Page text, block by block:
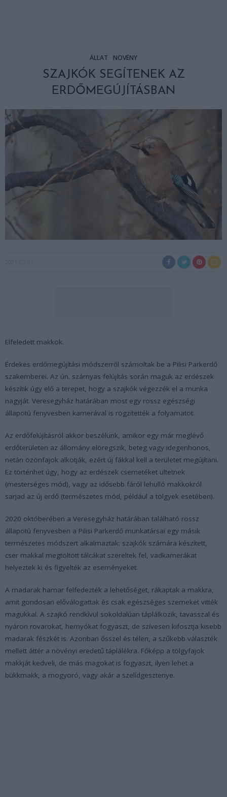
ÁLLAT NÖVÉNY
SZAJKÓK SEGÍTENEK AZ
ERDŐMEGÚJÍTÁSBAN
Elfeledett makkok.
Érdekes erdőmegújítási módszerről számoltak be a Pilisi Parkerdő
szakemberei. Az ún. szárnyas felújítás során maguk az erdészek
készítik úgy elő a terepet, hogy a szajkók végezzék el a munka
nagyját. Veresegyház határában most egy rossz egészségi
állapotú fenyvesben kamerával is rögzítették a folyamatot.
Az erdőfelújításról akkor beszélünk, amikor egy már meglévő
erdőterületen az állomány elöregszik, beteg vagy idegenhonos,
netán özönfajok alkotják, ezért új fákkal kell a területet megújítani.
Ez történhet úgy, hogy az erdészek csemetéket ültetnek
(mesterséges mód), vagy az idősebb fáról lehulló makkokról
sarjad az új erdő (természetes mód, például a tölgyek esetében).
2020 októberében a Veresegyház határában található rossz
állapotú fenyvesben a Pilisi Parkerdő munkatársai egy másik
természetes módszert alkalmaztak: szajkók számára készített,
cser makkal megtöltött tálcákat szereltek fel, vadkamerákat
helyeztek ki és figyelték az eseményeket.
A madarak hamar felfedezték a lehetőséget, rákaptak a makkra,
amit gondosan előválogattak és csak egészséges szemeket vitték
magukkal. A szajkó rendkívül sokoldalúan táplálkozik, tavasszal és
nyáron rovarokat, hernyókat fogyaszt, de szívesen kifosztja kisebb
madarak fészkét is. Azonban ősszel és télen, a szűkebb választék
mellett áttér a növényi eredetű táplálékra. Főképp a tölgyfajok
makkját kedveli, de más magokat is fogyaszt, ilyen lehet a
bükkmakk, a mogyoró, vagy akár a szelídgesztenye.